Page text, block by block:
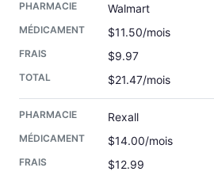
Walmart
$11.50/mois
$9.97
$21.47/mois
Rexall
$14.00/mois
$12.99